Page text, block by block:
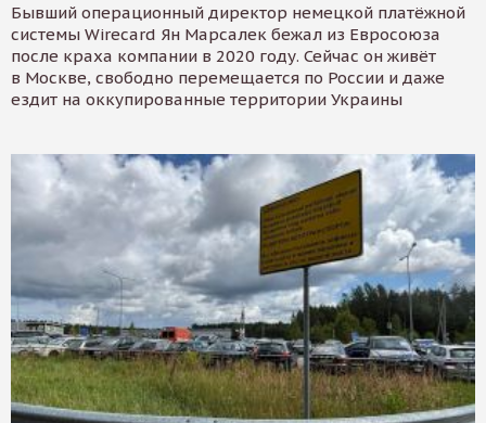
Бывший операционный директор немецкой платёжной
системы Wirecard Ян Марсалек бежал из Евросоюза
после краха компании в 2020 году. Сейчас он живёт
в Москве, свободно перемещается по России и даже
ездит на оккупированные территории Украины